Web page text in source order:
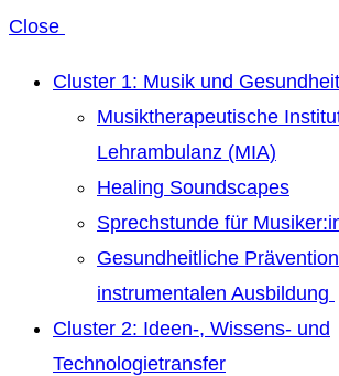
Close
Cluster 1: Musik und Gesundheit
Musiktherapeutische
Lehrambulanz (MIA)
Healing Soundscapes
Sprechstunde für
Gesundheitliche
instrumentalen Ausbildung
Cluster 2: Ideen-, Wissens- und
Technologietransfer